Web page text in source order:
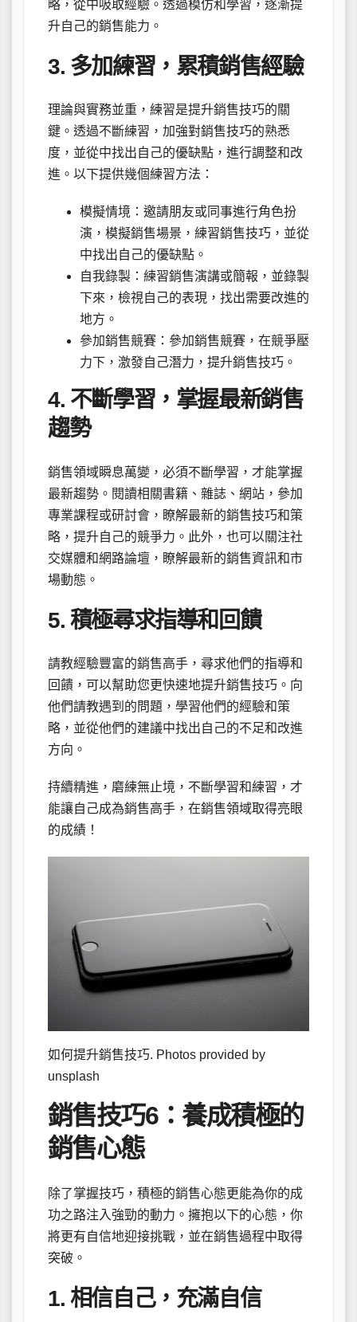
略，從中吸取經驗。透過模仿和學習，逐漸提
升自己的銷售能力。
3. 多加練習，累積銷售經驗
理論與實務並重，練習是提升銷售技巧的關
鍵。透過不斷練習，加強對銷售技巧的熟悉
度，並從中找出自己的優缺點，進行調整和改
進。以下提供幾個練習方法：
模擬情境：邀請朋友或同事進行角色扮
演，模擬銷售場景，練習銷售技巧，並從
中找出自己的優缺點。
自我錄製：練習銷售演講或簡報，並錄製
下來，檢視自己的表現，找出需要改進的
地方。
參加銷售競賽：參加銷售競賽，在競爭壓
力下，激發自己潛力，提升銷售技巧。
4. 不斷學習，掌握最新銷售
趨勢
銷售領域瞬息萬變，必須不斷學習，才能掌握
最新趨勢。閱讀相關書籍、雜誌、網站，參加
專業課程或研討會，瞭解最新的銷售技巧和策
略，提升自己的競爭力。此外，也可以關注社
交媒體和網路論壇，瞭解最新的銷售資訊和市
場動態。
5. 積極尋求指導和回饋
請教經驗豐富的銷售高手，尋求他們的指導和
回饋，可以幫助您更快速地提升銷售技巧。向
他們請教遇到的問題，學習他們的經驗和策
略，並從他們的建議中找出自己的不足和改進
方向。
持續精進，磨練無止境，不斷學習和練習，才
能讓自己成為銷售高手，在銷售領域取得亮眼
的成績！
如何提升銷售技巧. Photos provided by
unsplash
銷售技巧6：養成積極的
銷售心態
除了掌握技巧，積極的銷售心態更能為你的成
功之路注入強勁的動力。擁抱以下的心態，你
將更有自信地迎接挑戰，並在銷售過程中取得
突破。
1. 相信自己，充滿自信